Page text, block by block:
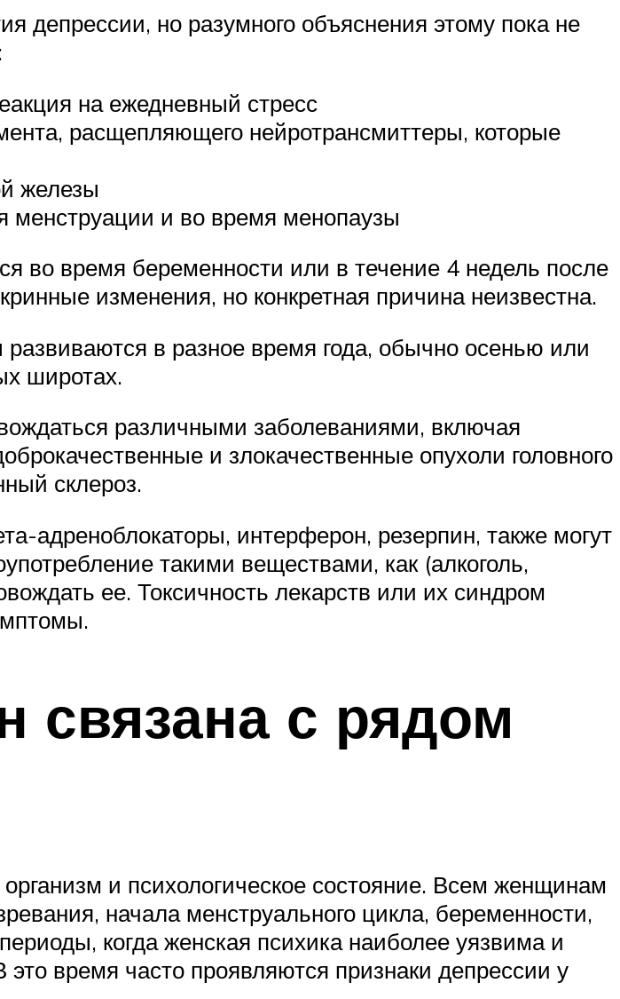
но разумного объяснения этому пока не
на ежедневный стресс
расщепляющего нейротрансмиттеры, которые
железы
и во время менопаузы
во время беременности или в течение 4 недель после
изменения, но конкретная причина неизвестна.
в разное время года, обычно осенью или
широтах.
различными заболеваниями, включая
и злокачественные опухоли головного
склероз.
адреноблокаторы, интерферон, резерпин, также могут
такими веществами, как (алкоголь,
ее. Токсичность лекарств или их синдром
связана с рядом
и психологическое состояние. Всем женщинам
начала менструального цикла, беременности,
когда женская психика наиболее уязвима и
время часто проявляются признаки депрессии у